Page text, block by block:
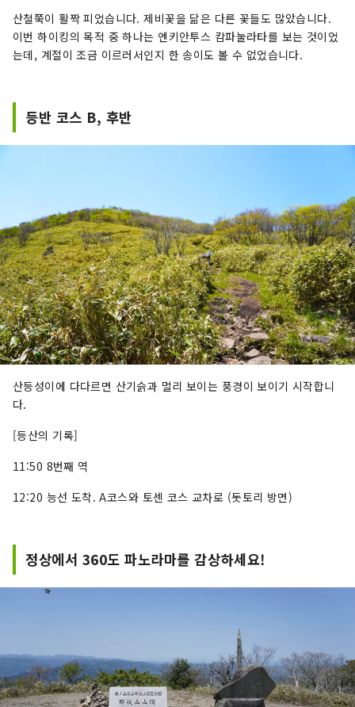
산철쭉이 활짝 피었습니다. 제비꽃을 닮은 다른 꽃들도 많았습니다.
이번 하이킹의 목적 중 하나는 엔키안투스 캄파눌라타를 보는 것이었
는데, 계절이 조금 이르러서인지 한 송이도 볼 수 없었습니다.
등반 코스 B, 후반
산등성이에 다다르면 산기슭과 멀리 보이는 풍경이 보이기 시작합니
다.
[등산의 기록]
11:50 8번째 역
12:20 능선 도착. A코스와 토센 코스 교차로 (돗토리 방면)
정상에서 360도 파노라마를 감상하세요!